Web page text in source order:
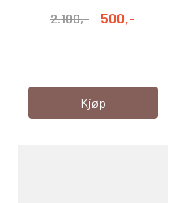
2.100,- 500,-
Kjøp